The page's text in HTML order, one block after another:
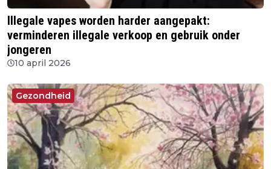
Illegale vapes worden harder aangepakt:
verminderen illegale verkoop en gebruik onder
jongeren
10 april 2026
Gezondheid